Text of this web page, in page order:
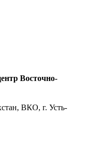
Восточно-
ВКО, г. Усть-